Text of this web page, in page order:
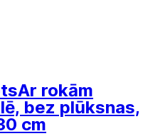
Ar rokām
bez plūksnas,
cm